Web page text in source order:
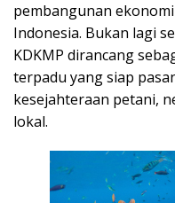
pembangunan
Indonesia. Bukan lagi
KDKMP dirancang
terpadu yang siap
kesejahteraan petani,
lokal.